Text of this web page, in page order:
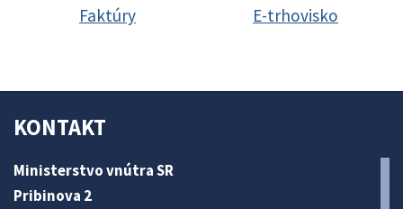
Faktúry E-trhovisko
KONTAKT
Ministerstvo vnútra SR
Pribinova 2